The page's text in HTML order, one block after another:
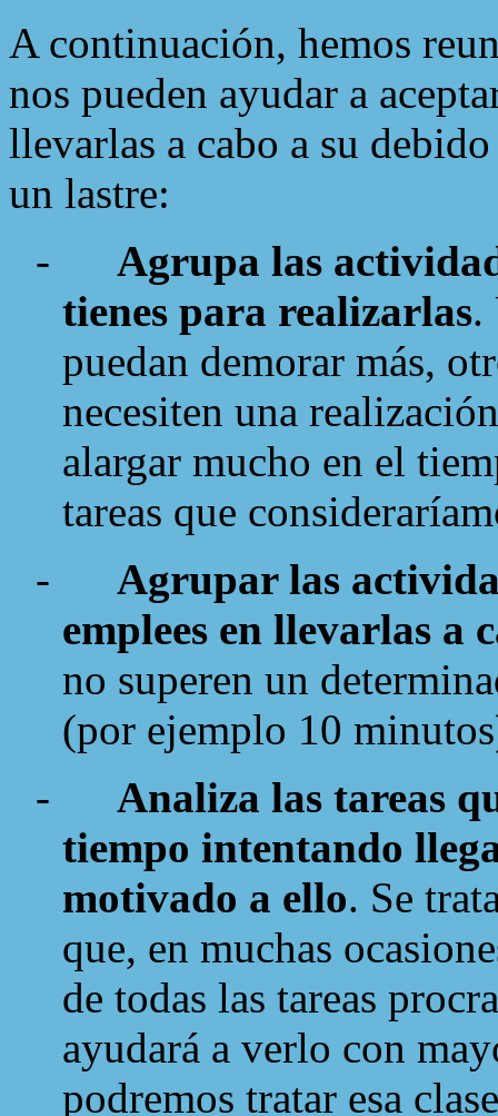
A continuación, hemos
nos pueden ayudar a
llevarlas a cabo a su
un lastre:
-
Agrupa las
tienes para realizarlas.
puedan demorar más,
necesiten una
alargar mucho en el
tareas que
-
Agrupar las
emplees en llevarlas a
no superen un
(por ejemplo 10
-
Analiza las tareas
tiempo intentando
motivado a ello. Se
que, en muchas
de todas las tareas
ayudará a verlo con
podremos tratar esa